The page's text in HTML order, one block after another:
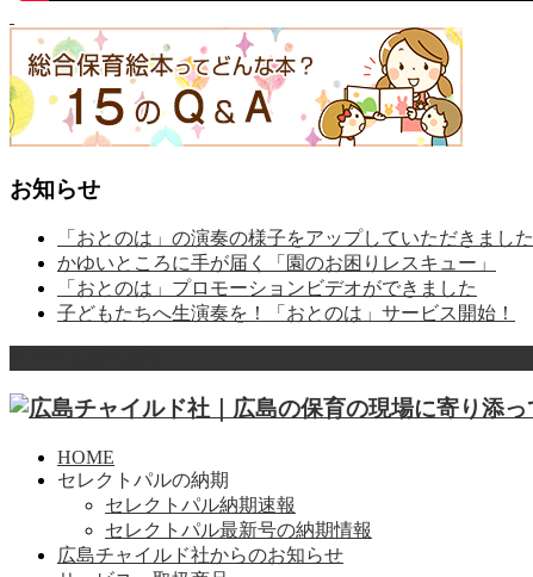
お知らせ
「おとのは」の演奏の様子をアップしていただきました
かゆいところに手が届く「園のお困りレスキュー」
「おとのは」プロモーションビデオができました
子どもたちへ生演奏を！「おとのは」サービス開始！
HOME
セレクトパルの納期
セレクトパル納期速報
セレクトパル最新号の納期情報
広島チャイルド社からのお知らせ